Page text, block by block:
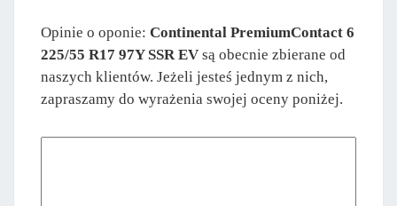
Opinie o oponie: Continental PremiumContact 6
225/55 R17 97Y SSR EV są obecnie zbierane od
naszych klientów. Jeżeli jesteś jednym z nich,
zapraszamy do wyrażenia swojej oceny poniżej.